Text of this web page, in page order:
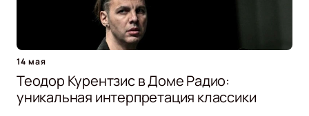
14 мая
Теодор Курентзис в Доме Радио:
уникальная интерпретация классики